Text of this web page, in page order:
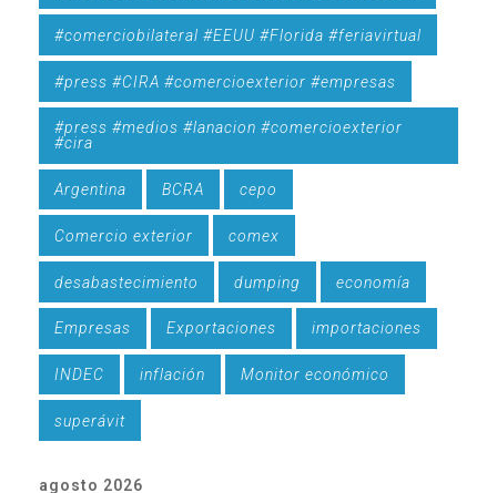
#comerciobilateral #EEUU #Florida #feriavirtual
#press #CIRA #comercioexterior #empresas
#press #medios #lanacion #comercioexterior
#cira
Argentina BCRA cepo
Comercio exterior comex
desabastecimiento dumping economía
Empresas Exportaciones importaciones
INDEC inflación Monitor económico
superávit
agosto 2026